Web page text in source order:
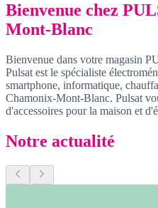
Bienvenue chez
Mont-Blanc
Bienvenue dans votre magasin
Pulsat est le spécialiste
smartphone, informatique,
Chamonix-Mont-Blanc. Pulsat
d'accessoires pour la maison et
Notre actualité